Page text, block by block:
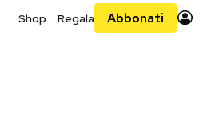
Shop Regala Abbonati